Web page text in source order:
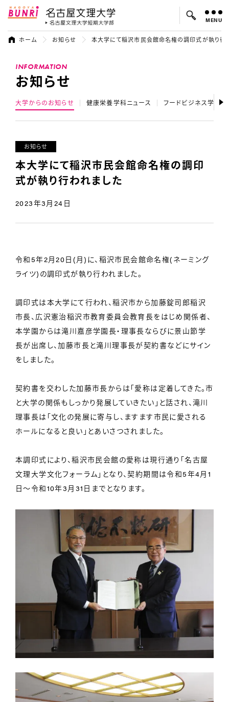
名古屋文理大学 名古屋文理大
よく検索されているキーワード：
MENU
ホーム お知らせ 本大学にて稲沢市民会館命名権の調印式が執り行
INFORMATION
お知らせ
大学からのお知らせ 健康栄養学科ニュース フードビジネス学科ニ
お知らせ
本大学にて稲沢市民会館命名権の調印
式が執り行われました
2023年3月24日
令和5年2月20日(月)に、稲沢市民会館命名権(ネーミング
ライツ)の調印式が執り行われました。
調印式は本大学にて行われ、稲沢市から加藤錠司郎稲沢
市長、広沢憲治稲沢市教育委員会教育長をはじめ関係者、
本学園からは滝川嘉彦学園長・理事長ならびに景山節学
長が出席し、加藤市長と滝川理事長が契約書などにサイン
をしました。
契約書を交わした加藤市長からは「愛称は定着してきた。市
と大学の関係もしっかり発展していきたい」と話され、滝川
理事長は「文化の発展に寄与し、ますます市民に愛される
ホールになると良い」とあいさつされました。
本調印式により、稲沢市民会館の愛称は現行通り「名古屋
文理大学文化フォーラム」となり、契約期間は令和5年4月1
日～令和10年3月31日までとなります。